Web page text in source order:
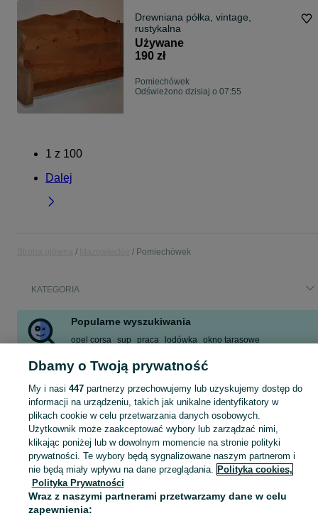
Drewniana półka, vintage,
rustykalna
Używane
190 zł
Pomiechówek
Odświeżono dzisiaj o 07:55
1 z 100
Dalej
Pomiechówek
KATEGORIA
Popularne wyszukiwania
opel corsa sup praca lodówka okno tarasowe
sprzedam lodówkę
Zobacz Więcej
Skorzystaj z największego serwisu ogłoszeniowego - Pomiechówek i okolice! Kupuj to, czego pragniesz i sprzedawaj to, czego już nie potrzebujesz! Zobacz
Mapa kategorii
Mapa miejscowości
Mapa ministron
Dbamy o Twoją prywatność
My i nasi 447partnerzy przechowujemy lub uzyskujemy dostęp do
informacji na urządzeniu, takich jak unikalne identyfikatory w
plikach cookie w celu przetwarzania danych osobowych.
Użytkownik może zaakceptować wybory lub zarządzać nimi,
klikając poniżej lub w dowolnym momencie na stronie polityki
prywatności. Te wybory będą sygnalizowane naszym partnerom i
nie będą miały wpływu na dane przeglądania. Polityka cookies,
Polityka Prywatności
Wraz z naszymi partnerami przetwarzamy dane w celu
zapewnienia: